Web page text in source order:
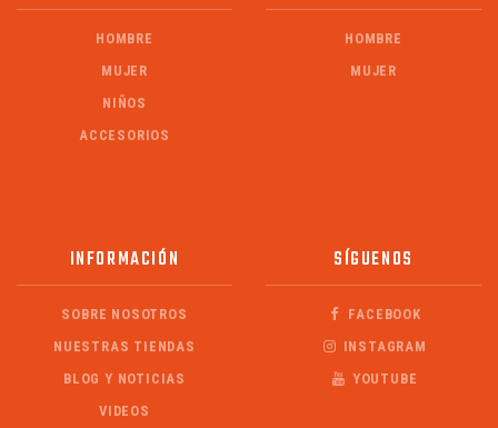
HOMBRE
MUJER
NIÑOS
ACCESORIOS
HOMBRE
MUJER
INFORMACIÓN
SOBRE NOSOTROS
NUESTRAS TIENDAS
BLOG Y NOTICIAS
VIDEOS
SÍGUENOS
FACEBOOK
INSTAGRAM
YOUTUBE